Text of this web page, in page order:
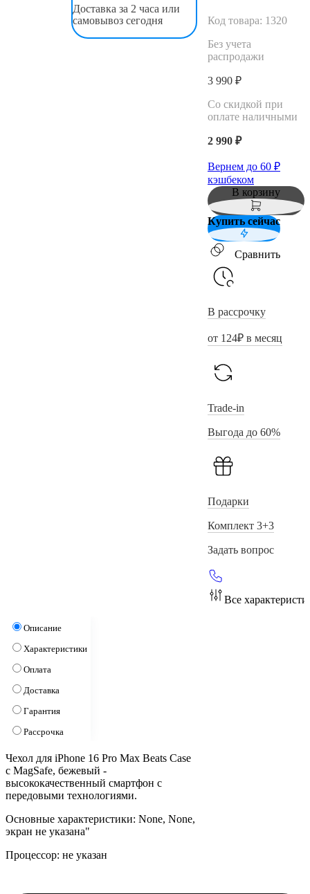
Доставка за 2 часа или
самовывоз сегодня
Код товара: 1320
Без учета
распродажи
3 990 ₽
Со скидкой при
оплате наличными
2 990 ₽
Вернем до 60 ₽
кэшбеком
В корзину
Купить сейчас
Сравнить
В рассрочку
от 124₽ в месяц
Trade-in
Выгода до 60%
Подарки
Комплект 3+3
Задать вопрос
Все
Описание
Характеристики
Оплата
Доставка
Гарантия
Рассрочка
Чехол для iPhone 16 Pro Max Beats Case
с MagSafe, бежевый -
высококачественный смартфон с
передовыми технологиями.
Основные характеристики: None, None,
экран не указана"
Процессор: не указан